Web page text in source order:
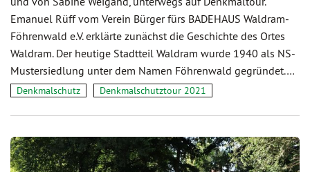
Emanuel Rüff vom Verein Bürger fürs BADEHAUS Waldram-
Föhrenwald e.V. erklärte zunächst die Geschichte des Ortes
Waldram. Der heutige Stadtteil Waldram wurde 1940 als NS-
Mustersiedlung unter dem Namen Föhrenwald gegründet.…
Denkmalschutz Denkmalschutztour 2021